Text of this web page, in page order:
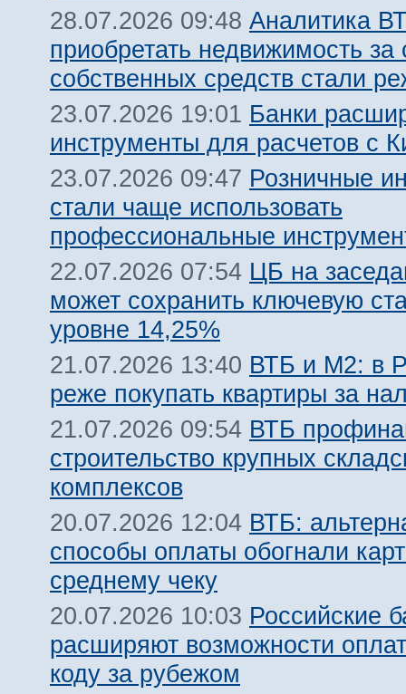
28.07.2026 09:48 Аналитика
приобретать недвижимость за
собственных средств стали
23.07.2026 19:01 Банки
инструменты для расчетов с
23.07.2026 09:47 Розничные
стали чаще использовать
профессиональные
22.07.2026 07:54 ЦБ на
может сохранить ключевую
уровне 14,25%
21.07.2026 13:40 ВТБ и М2: в
реже покупать квартиры за
21.07.2026 09:54 ВТБ
строительство крупных
комплексов
20.07.2026 12:04 ВТБ:
способы оплаты обогнали
среднему чеку
20.07.2026 10:03 Российские
расширяют возможности
коду за рубежом